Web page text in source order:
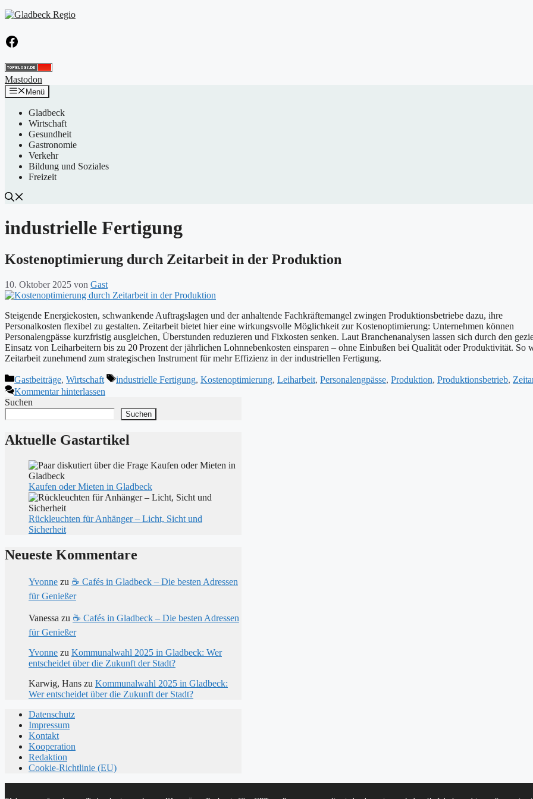
Zum
springen
Facebook
Mastodon
Menü
Gladbeck
Wirtschaft
Gesundheit
Gastronomie
Verkehr
Bildung und Soziales
Freizeit
industrielle Fertigung
Kostenoptimierung durch Zeitarbeit in der Produktion
10. Oktober 2025 von Gast
Steigende Energiekosten, schwankende Auftragslagen und der anhaltende Fachkräftemangel zwingen Produktionsbetriebe dazu, ihre
Personalkosten flexibel zu gestalten. Zeitarbeit bietet hier eine wirkungsvolle Möglichkeit zur Kostenoptimierung: Unternehmen können
Personalengpässe kurzfristig ausgleichen, Überstunden reduzieren und Fixkosten senken. Laut Branchenanalysen lassen sich durch den
Einsatz von Leiharbeitern bis zu 20 Prozent der jährlichen Lohnnebenkosten einsparen – ohne Einbußen bei Qualität oder Produktivität. So
Zeitarbeit zunehmend zum strategischen Instrument für mehr Effizienz in der industriellen Fertigung.
Kategorien
Gastbeiträge, Wirtschaft Schlagwörter
industrielle Fertigung, Kostenoptimierung, Leiharbeit, Personalengpässe, Produktion, Produktionsbetrieb,
Kommentar hinterlassen
Suchen
Suchen
Aktuelle Gastartikel
Kaufen oder Mieten in Gladbeck
Rückleuchten für Anhänger – Licht, Sicht und
Sicherheit
Neueste Kommentare
Yvonne zu ☕ Cafés in Gladbeck – Die besten Adressen
für Genießer
Vanessa zu ☕ Cafés in Gladbeck – Die besten Adressen
für Genießer
Yvonne zu Kommunalwahl 2025 in Gladbeck: Wer
entscheidet über die Zukunft der Stadt?
Karwig, Hans zu Kommunalwahl 2025 in Gladbeck:
Wer entscheidet über die Zukunft der Stadt?
Datenschutz
Impressum
Kontakt
Kooperation
Redaktion
Cookie-Richtlinie (EU)